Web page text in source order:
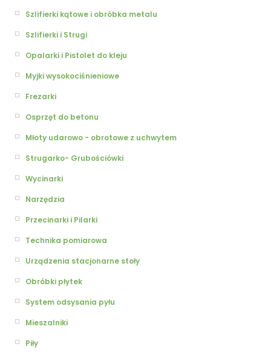
Szlifierki kątowe i obróbka metalu
Szlifierki i Strugi
Opalarki i Pistolet do kleju
Myjki wysokociśnieniowe
Frezarki
Osprzęt do betonu
Młoty udarowo - obrotowe z uchwytem
Strugarko- Grubościówki
Wycinarki
Narzędzia
Przecinarki i Pilarki
Technika pomiarowa
Urządzenia stacjonarne stoły
Obróbki płytek
System odsysania pyłu
Mieszalniki
Piły